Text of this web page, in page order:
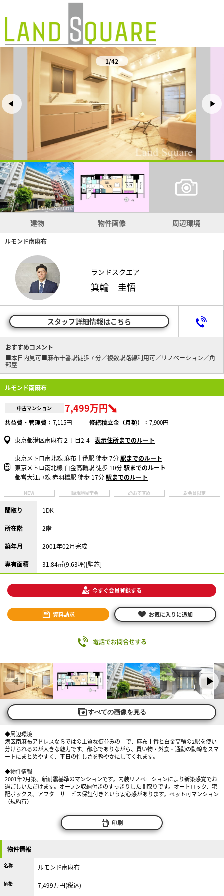
1/42
建物 物件画像 周辺環境
ルモンド南麻布
ランドスクエア
箕輪 圭悟
スタッフ詳細情報はこちら
おすすめコメント
■本日内見可■麻布十番駅徒歩７分／複数駅路線利用可／リノベーション／角
部屋
ルモンド南麻布
中古マンション 7,499万円
共益費・管理費： 7,115円 修繕積立金（月額）：7,900円
東京都港区南麻布２丁目2-4 表示住所までのルート
東京メトロ南北線 麻布十番駅 徒歩 7分駅までのルート
東京メトロ南北線 白金高輪駅 徒歩 10分駅までのルート
都営大江戸線 赤羽橋駅 徒歩 17分駅までのルート
NEW 現地見学会 おすすめ 会員限定
間取り 1DK
所在階 2階
築年月 2001年02月完成
専有面積 31.84㎡(9.63坪)[壁芯]
今すぐ会員登録する
資料請求 お気に入りに追加
電話でお問合せする
すべての画像を見る
◆周辺環境
港区南麻布アドレスならではの上質な街並みの中で、麻布十番と白金高輪の2駅を使い
分けられるのが大きな魅力です。都心でありながら、買い物・外食・通勤の動線をスマ
ートにまとめやすく、平日の忙しさを軽やかにしてくれます。
◆物件情報
2001年2月築、新耐震基準のマンションです。内装リノベーションにより新築感覚でお
過ごしいただけます。オープン収納付きのすっきりした間取りです。オートロック、宅
配ボックス、アフターサービス保証付きという安心感があります。ペット可マンション
（規約有）
印刷
物件情報
名称 ルモンド南麻布
価格 7,499万円(税込)